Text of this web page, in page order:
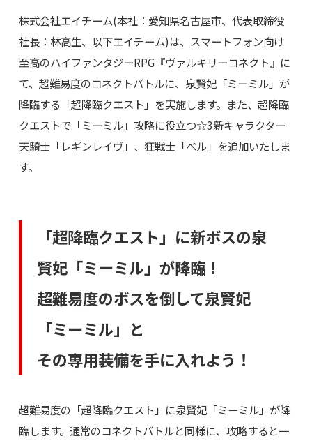
株式会社エイチーム(本社：愛知県名古屋市、代表取締役
社長：林高生、以下エイチーム)は、スマートフォン向け
至高のハイファンタジーRPG『ヴァルキリーコネクト』に
て、超難易度のコネクトバトルに、泉賢妃「ミーミル」が
降臨する「超降臨クエスト」を実施します。また、超降臨
クエストで「ミーミル」攻略に役立つ☆3新キャラクター
天騎士「レギンレイヴ」、狂戦士「ベル」を追加いたしま
す。
「超降臨クエスト」に新ボスの泉
賢妃「ミーミル」が降臨！
超難易度のボスを倒して泉賢妃
「ミーミル」と
その専用装備を手に入れよう！
超難易度の「超降臨クエスト」に泉賢妃「ミーミル」が降
臨します。通常のコネクトバトルと同様に、攻略すると一